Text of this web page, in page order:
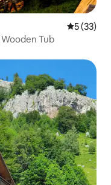
평점 5점
5 (33)
Tub